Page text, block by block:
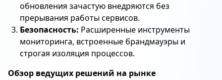
обновления зачастую внедряются без
прерывания работы сервисов.
Безопасность: Расширенные инструменты
мониторинга, встроенные брандмауэры и
строгая изоляция процессов.
Обзор ведущих решений на рынке